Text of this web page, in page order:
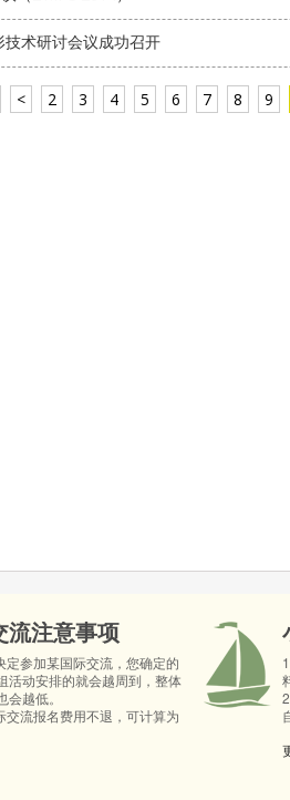
术研讨会议成功召开
< 2 3 4 5 6 7 8 9
流注意事项
定参加某国际交流，您确定的
活动安排的就会越周到，整体
会越低。
交流报名费用不退，可计算为